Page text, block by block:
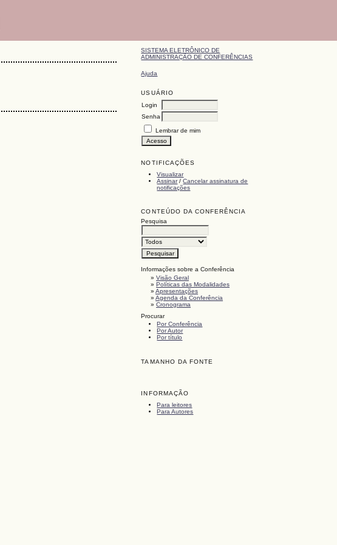
SISTEMA ELETRÔNICO DE
ADMINISTRAÇÃO DE CONFERÊNCIAS
Ajuda
USUÁRIO
Login
Senha
Lembrar de mim
NOTIFICAÇÕES
Visualizar
Assinar/Cancelar assinatura de
notificações
CONTEÚDO DA CONFERÊNCIA
Pesquisa
Informações sobre a Conferência
»Visão Geral
»Políticas das Modalidades
»Apresentações
»Agenda da Conferência
»Cronograma
Procurar
Por Conferência
Por Autor
Por título
TAMANHO DA FONTE
INFORMAÇÃO
Para leitores
Para Autores